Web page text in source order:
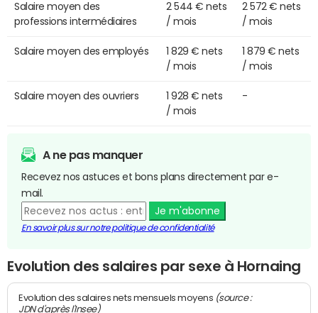
Salaire moyen des
professions intermédiaires
2 544 € nets
/ mois
2 572 € nets
/ mois
Salaire moyen des employés
1 829 € nets
/ mois
1 879 € nets
/ mois
Salaire moyen des ouvriers
1 928 € nets
/ mois
-
A ne pas manquer
Recevez nos astuces et bons plans directement par e-
mail.
Je m'abonne
En savoir plus sur notre politique de confidentialité
Evolution des salaires par sexe à Hornaing
Evolution des salaires nets mensuels moyens (source :
JDN d'après l'Insee)